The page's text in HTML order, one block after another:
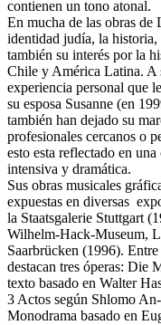
contienen un tono atonal.
En mucha de las obras de
identidad judía, la
también su interés por la
Chile y América Latina. A
experiencia personal que
su esposa Susanne (en
también han dejado su
profesionales cercanos o
esto esta reflectado en
intensiva y dramática.
Sus obras musicales
expuestas en diversas
la Staatsgalerie Stuttgart
Wilhelm-Hack-Museum,
Saarbrücken (1996).
destacan tres óperas: Die
texto basado en Walter
3 Actos según Shlomo
Monodrama basado en